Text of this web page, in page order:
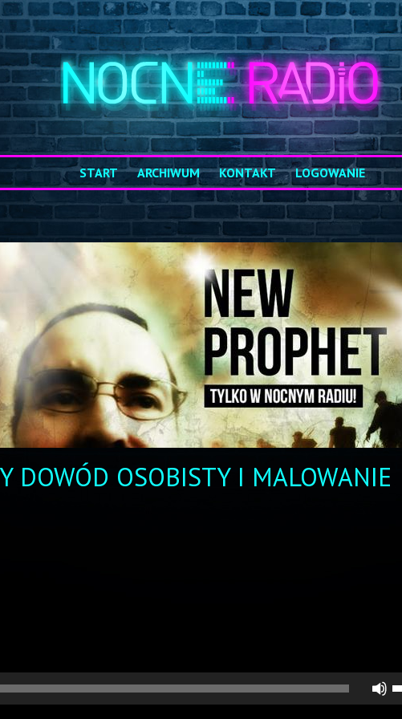
START ARCHIWUM KONTAKT LOGOWANIE
DOWÓD OSOBISTY I MALOWANIE
do